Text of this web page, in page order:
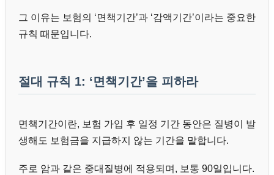
그 이유는 보험의 ‘면책기간’과 ‘감액기간’이라는 중요한
규칙 때문입니다.
절대 규칙 1: ‘면책기간’을 피하라
면책기간이란, 보험 가입 후 일정 기간 동안은 질병이 발
생해도 보험금을 지급하지 않는 기간을 말합니다.
주로 암과 같은 중대질병에 적용되며, 보통 90일입니다.